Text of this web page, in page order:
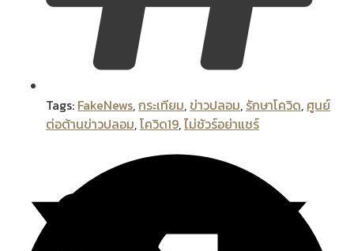
Tags: FakeNews,กระเทียม, ข่าวปลอม, รักษาโควิด, ศูนย์
ต่อต้านข่าวปลอม,โควิด19,ไม่ชัวร์อย่าแชร์